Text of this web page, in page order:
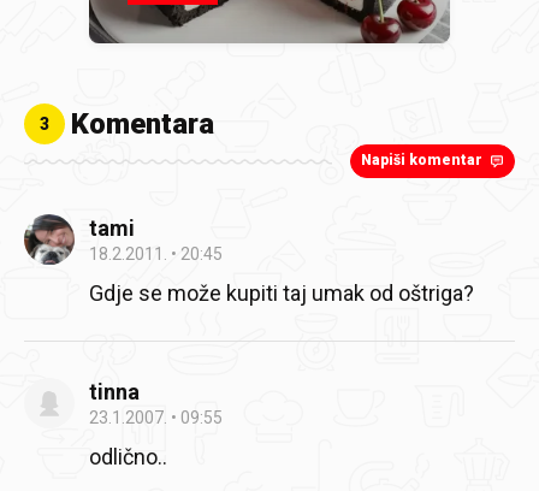
3 Komentara
Napiši komentar
tami
18.2.2011. 20:45
Gdje se može kupiti taj umak od oštriga?
tinna
23.1.2007. 09:55
odlično..